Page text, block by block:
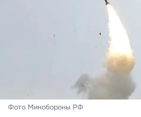
Фото Минобороны РФ